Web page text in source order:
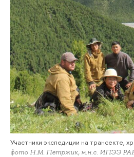
Участники экспедиции на трансекте,
фото Н.М. Петржик, м.н.с. ИПЭЭ